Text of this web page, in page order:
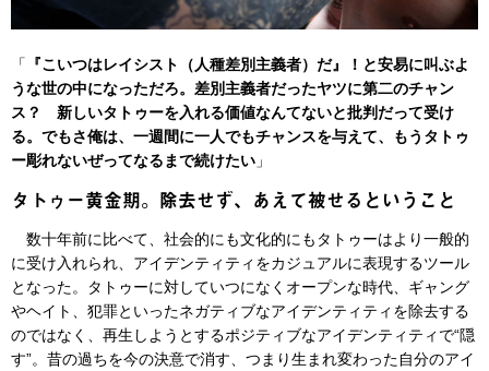
「
『こいつはレイシスト（人種差別主義者）だ』！と安易に叫ぶよ
うな世の中になっただろ。差別主義者だったヤツに第二のチャン
ス？ 新しいタトゥーを入れる価値なんてないと批判だって受け
る。でもさ俺は、一週間に一人でもチャンスを与えて、もうタトゥ
ー彫れないぜってなるまで続けたい 」
タトゥー黄金期。除去せず、あえて被せるということ
数十年前に比べて、社会的にも文化的にもタトゥーはより一般的
に受け入れられ、アイデンティティをカジュアルに表現するツール
となった。タトゥーに対していつになくオープンな時代、ギャング
やヘイト、犯罪といったネガティブなアイデンティティを除去する
のではなく、再生しようとするポジティブなアイデンティティで“隠
す”。昔の過ちを今の決意で消す、つまり生まれ変わった自分のアイ